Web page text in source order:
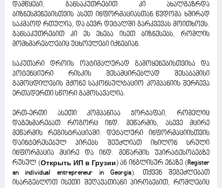
დამწყები, განსაკუთრებით კი ახალგაზრდა
ბიზნესმენებისთვის ასეთ ინფორმაციასთან წვდომა ხშირად
საკმაოდ რთულია, და ბევრ დეტალში გარკვევას მოითხოვს.
განსაკუთრებით კი ეს ეხება ისეთ ბიზნესებს, რომლის
მომხმარებლებიც უცხოელები იქნებიან.
საკუთარი დროის ოპტიმალურად გამოყენებისთვისა და
პოტენციური რისკის შესამცირებლად შესაბამისი
გამოცდილების მქონე საკონსულტაციო კომპანიის შერჩევა
ერთადერთი სწორი გამოსავალია.
ერთ-ერთი ასეთი კომპანიაა ჯორჯაფაი, რომელიც
დაგეხმარებათ როგორც ინდ. მეწარმის, ასევე მცირე
მეწარმის რეგისტრაციაში. დეტალური ინფორმაციისთვის
დაინტერესებულ პირებს შეუძლიათ იხილონ სრული
ინფორმაცია მცირე და ინდ. მეწარმის უპირატესობებზე
რუსულ (Открыть ИП в Грузии) ან ინგლისურ ენაზე ( Register
an individual entrepreneur in Georgia). თქვენ შეგეძლებათ
ისარგებლოთ ისეთი შეღავათიანი პირობებით, რომლებიც